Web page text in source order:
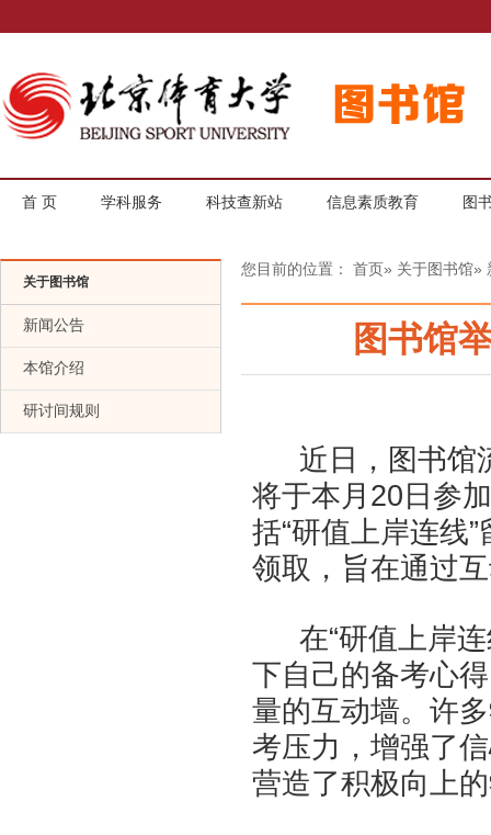
首 页 学科服务 科技查新站 信息素质教育 图
关于图书馆
新闻公告
本馆介绍
研讨间规则
您目前的位置： 首页» 关于图书馆»
图书馆
近日，图书馆
将于本月20日参
括“研值上岸连线
领取，旨在通过
在“研值上岸
下自己的备考心
量的互动墙。许
考压力，增强了
营造了积极向上